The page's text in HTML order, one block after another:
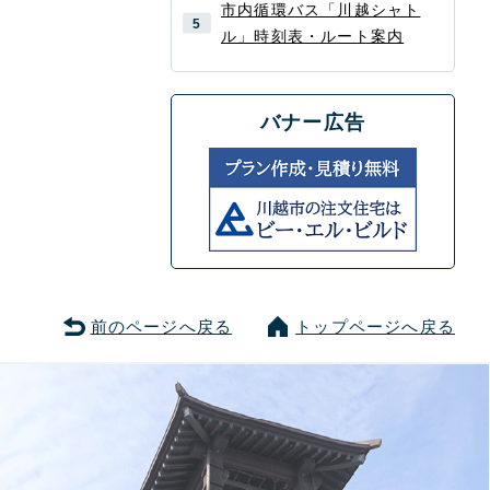
市内循環バス「川越シャト
ル」時刻表・ルート案内
バナー広告
前のページへ戻る トップページへ戻る